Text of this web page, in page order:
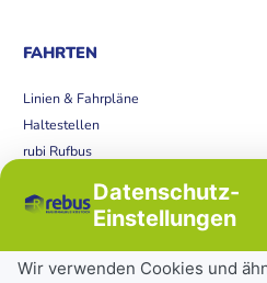
FAHRTEN
Linien & Fahrpläne
Haltestellen
rubi Rufbus
Störungen
Tickets & Tarife
Datenschutz-
Einstellungen
Wir verwenden Cookies und